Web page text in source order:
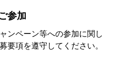
参加
ンペーン等への参加に関し
要項を遵守してください。